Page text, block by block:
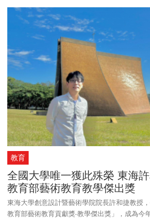
偏好快速完成的節奏，但有時候畫作在一旁放
一來就再度修改性，因為在他的心中，他認為
樣「沒有最好、只有更好」。
教育
全國大學唯一獲此殊榮 東海
教育部藝術教育教學傑出獎
東海大學創意設計暨藝術學院院長許和捷教授
教育部藝術教育貢獻獎-教學傑出獎」，成為今